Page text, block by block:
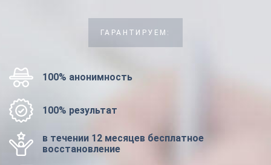
ГАРАНТИРУЕМ:
100% анонимность
100% результат
в течении 12 месяцев бесплатное
восстановление